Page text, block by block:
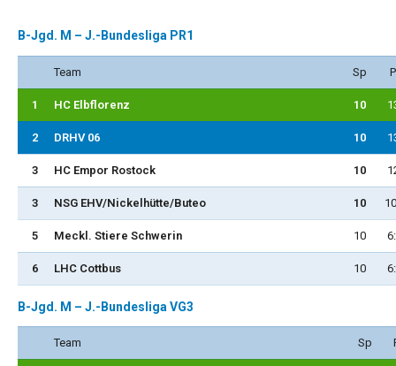
B-Jgd. M – J.-Bundesliga PR1
Team Sp
1 HC Elbflorenz 10
2 DRHV 06 10
3 HC Empor Rostock 10
3 NSG EHV/Nickelhütte/Buteo 10
5 Meckl. Stiere Schwerin 10
6 LHC Cottbus 10
B-Jgd. M – J.-Bundesliga VG3
Team Sp